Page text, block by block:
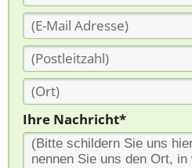
Ihre Nachricht*